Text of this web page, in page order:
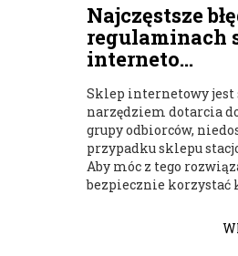
Najczęstsze
regulaminach
interneto...
Sklep internetowy jest
narzędziem dotarcia
grupy odbiorców,
przypadku sklepu
Aby móc z tego
bezpiecznie korzystać